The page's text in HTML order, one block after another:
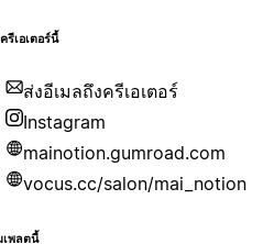
รีเอเตอร์นี้
ส่งอีเมลถึงครีเอเตอร์
Instagram
mainotion.gumroad.com
vocus.cc/salon/mai_notion
เพลตนี้